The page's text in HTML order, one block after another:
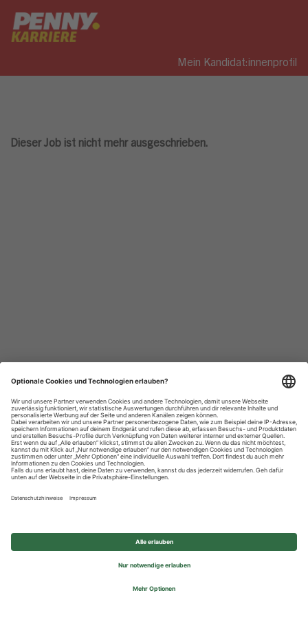
Mein Kandidat:innenprofil
Dieser Job ist nicht mehr ausgeschrieben.
Datenschutzhinweise
Impressum
Privatsphäre-Einstellungen
© 2026 REWE Group - All rights reserved